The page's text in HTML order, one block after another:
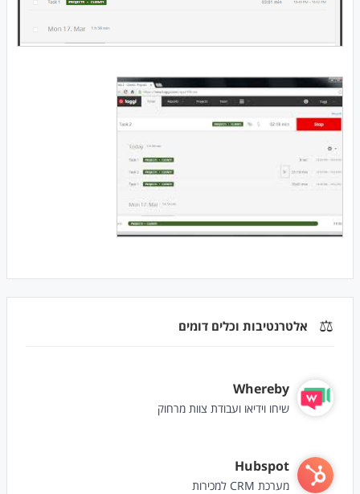
⚖️ אלטרנטיבות וכלים דומים
Whereby
שיחו וידיאו ועבודת צוות מרחוק
Hubspot
מערכת CRM למכירות